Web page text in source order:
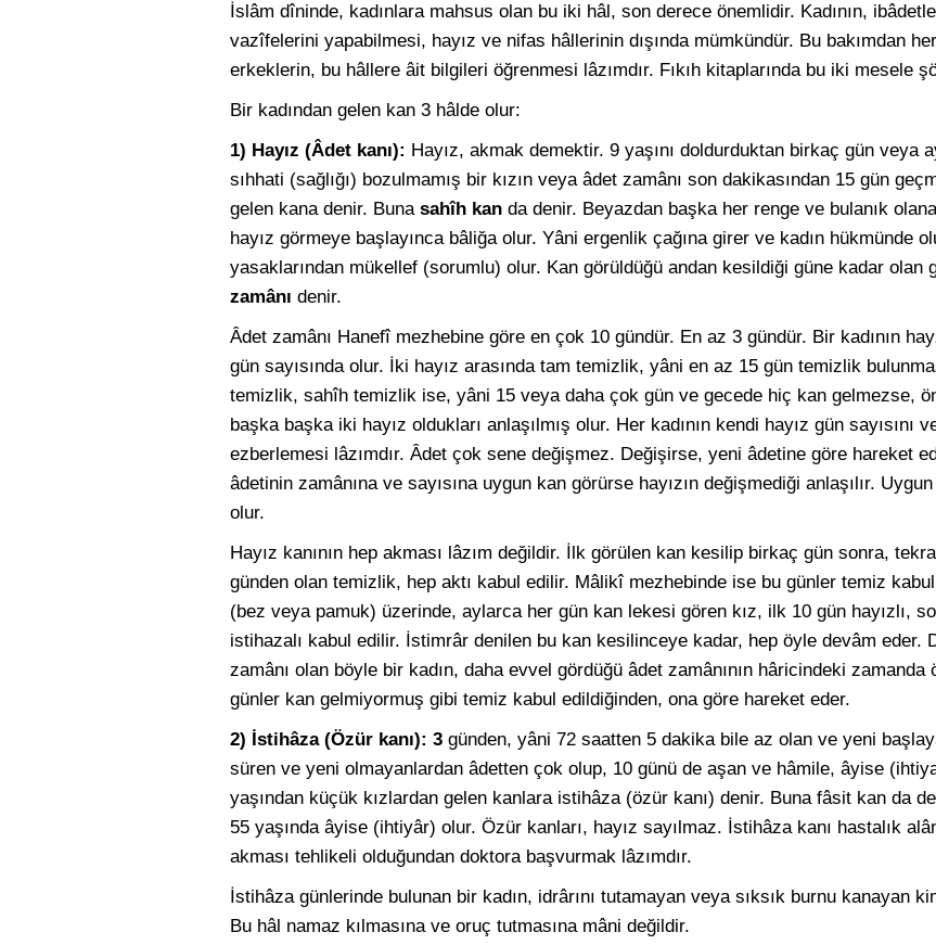
İslâm dîninde, kadınlara mahsus olan bu iki hâl, son derece önemlidir. Kadının,
vazîfelerini yapabilmesi, hayız ve nifas hâllerinin dışında mümkündür. Bu bakımdan
erkeklerin, bu hâllere âit bilgileri öğrenmesi lâzımdır. Fıkıh kitaplarında bu iki mesele
Bir kadından gelen kan 3 hâlde olur:
1) Hayız (Âdet kanı): Hayız, akmak demektir. 9 yaşını doldurduktan birkaç gün veya
sıhhati (sağlığı) bozulmamış bir kızın veya âdet zamânı son dakikasından 15 gün
gelen kana denir. Buna sahîh kan da denir. Beyazdan başka her renge ve bulanık
hayız görmeye başlayınca bâliğa olur. Yâni ergenlik çağına girer ve kadın hükmünde
yasaklarından mükellef (sorumlu) olur. Kan görüldüğü andan kesildiği güne kadar olan
zamânı denir.
Âdet zamânı Hanefî mezhebine göre en çok 10 gündür. En az 3 gündür. Bir kadının
gün sayısında olur. İki hayız arasında tam temizlik, yâni en az 15 gün temizlik
temizlik, sahîh temizlik ise, yâni 15 veya daha çok gün ve gecede hiç kan gelmezse,
başka başka iki hayız oldukları anlaşılmış olur. Her kadının kendi hayız gün sayısını
ezberlemesi lâzımdır. Âdet çok sene değişmez. Değişirse, yeni âdetine göre hareket
âdetinin zamânına ve sayısına uygun kan görürse hayızın değişmediği anlaşılır.
olur.
Hayız kanının hep akması lâzım değildir. İlk görülen kan kesilip birkaç gün sonra,
günden olan temizlik, hep aktı kabul edilir. Mâlikî mezhebinde ise bu günler temiz
(bez veya pamuk) üzerinde, aylarca her gün kan lekesi gören kız, ilk 10 gün hayızlı,
istihazalı kabul edilir. İstimrâr denilen bu kan kesilinceye kadar, hep öyle devâm eder.
zamânı olan böyle bir kadın, daha evvel gördüğü âdet zamânının hâricindeki
günler kan gelmiyormuş gibi temiz kabul edildiğinden, ona göre hareket eder.
2) İstihâza (Özür kanı): 3 günden, yâni 72 saatten 5 dakika bile az olan ve yeni
süren ve yeni olmayanlardan âdetten çok olup, 10 günü de aşan ve hâmile, âyise
yaşından küçük kızlardan gelen kanlara istihâza (özür kanı) denir. Buna fâsit kan da
55 yaşında âyise (ihtiyâr) olur. Özür kanları, hayız sayılmaz. İstihâza kanı hastalık
akması tehlikeli olduğundan doktora başvurmak lâzımdır.
İstihâza günlerinde bulunan bir kadın, idrârını tutamayan veya sıksık burnu kanayan
Bu hâl namaz kılmasına ve oruç tutmasına mâni değildir.